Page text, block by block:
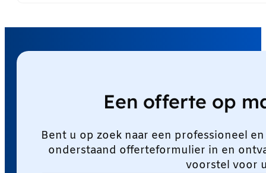
Een offerte op
Bent u op zoek naar een professioneel
onderstaand offerteformulier in en
voorstel voor